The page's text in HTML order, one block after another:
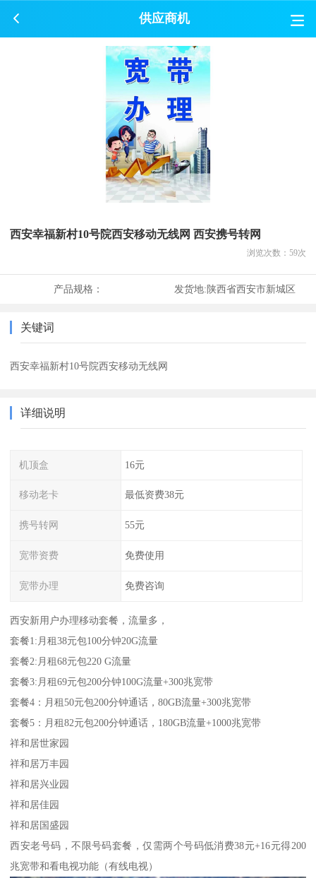
供应商机
西安幸福新村10号院西安移动无线网 西安携号转网
浏览次数： 59次
产品规格： 发货地:陕西省西安市新城区
关键词
西安幸福新村10号院西安移动无线网
详细说明
机顶盒 16元
移动老卡 最低资费38元
携号转网 55元
宽带资费 免费使用
宽带办理 免费咨询
西安新用户办理移动套餐，流量多，
套餐1:月租38元包100分钟20G流量
套餐2:月租68元包220 G流量
套餐3:月租69元包200分钟100G流量+300兆宽带
套餐4：月租50元包200分钟通话，80GB流量+300兆宽带
套餐5：月租82元包200分钟通话，180GB流量+1000兆宽带
祥和居世家园
祥和居万丰园
祥和居兴业园
祥和居佳园
祥和居国盛园
西安老号码，不限号码套餐，仅需两个号码低消费38元+16元得200
兆宽带和看电视功能（有线电视）